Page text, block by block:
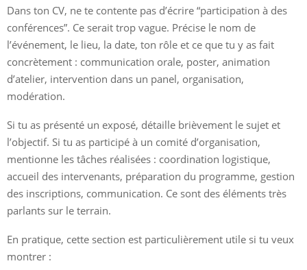
Dans ton CV, ne te contente pas d’écrire “participation à des
conférences”. Ce serait trop vague. Précise le nom de
l’événement, le lieu, la date, ton rôle et ce que tu y as fait
concrètement : communication orale, poster, animation
d’atelier, intervention dans un panel, organisation,
modération.
Si tu as présenté un exposé, détaille brièvement le sujet et
l’objectif. Si tu as participé à un comité d’organisation,
mentionne les tâches réalisées : coordination logistique,
accueil des intervenants, préparation du programme, gestion
des inscriptions, communication. Ce sont des éléments très
parlants sur le terrain.
En pratique, cette section est particulièrement utile si tu veux
montrer :